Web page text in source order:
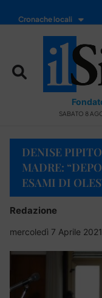
Cronache locali
SABATO 8
DENISE
MADRE:
ESAMI DI
Redazione
mercoledì 7 Aprile 2021